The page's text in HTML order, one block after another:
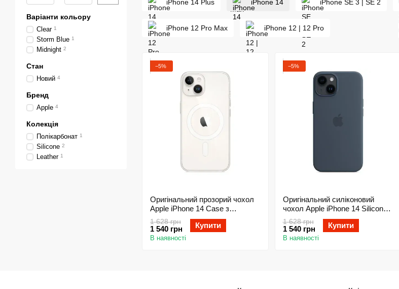
iPhone 14 Plus iPhone 14 iPhone SE 3 | SE 2
iPhone 12 Pro Max iPhone 12 | 12 Pro
−5%
Оригінальний прозорий чохол
Apple iPhone 14 Case з
MagSafe - Clear (MPU13)
1 628 грн
1 540 грн Купити
В наявності
−5%
Оригінальний силіконовий
чохол Apple iPhone 14 Silicone
Case з MagSafe - Storm Blue
(MPRV3)
1 628 грн
1 540 грн Купити
В наявності
Варіанти кольору
Clear 1
Storm Blue 1
Midnight 2
Стан
Новий 4
Бренд
Apple 4
Колекція
Полікарбонат 1
Silicone 2
Leather 1